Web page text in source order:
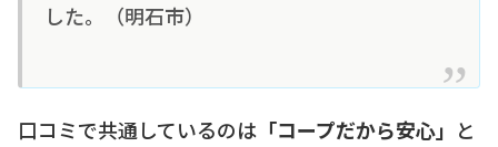
した。（明石市）
口コミで共通しているのは 「コープだから安心」 と